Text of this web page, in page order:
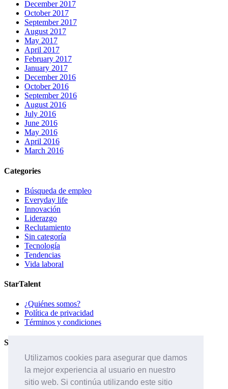
Utilizamos cookies para asegurar que damos
la mejor experiencia al usuario en nuestro
sitio web. Si continúa utilizando este sitio
December 2017
October 2017
September 2017
August 2017
May 2017
April 2017
February 2017
January 2017
December 2016
October 2016
September 2016
August 2016
July 2016
June 2016
May 2016
April 2016
March 2016
Categories
Búsqueda de empleo
Everyday life
Innovación
Liderazgo
Reclutamiento
Sin categoría
Tecnología
Tendencias
Vida laboral
StarTalent
¿Quiénes somos?
Política de privacidad
Términos y condiciones
Servicios
Páginas de carreras
Sistema ATS
Contáctanos